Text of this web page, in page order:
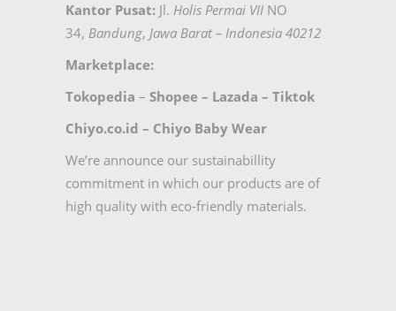
Kantor Pusat: Jl. Holis Permai VII NO
34, Bandung, Jawa Barat – Indonesia 40212
Marketplace:
Tokopedia – Shopee – Lazada – Tiktok
Chiyo.co.id – Chiyo Baby Wear
We’re announce our sustainabillity
commitment in which our products are of
high quality with eco-friendly materials.